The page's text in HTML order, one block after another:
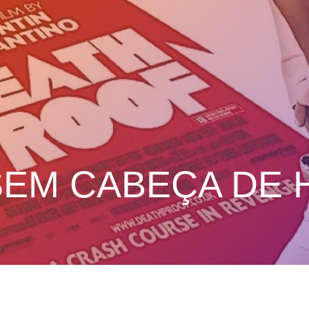
CABEÇA DE